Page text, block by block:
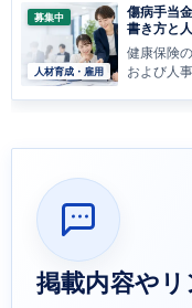
募集中
人材育成・雇用
傷病手当
書き方と
健康保険
および人
掲載内容や